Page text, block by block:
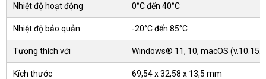
Nhiệt độ hoạt động 0°C đến 40°C
Nhiệt độ bảo quản -20°C đến 85°C
Tương thích với Windows® 11, 10, macOS
Kích thước 69,54 x 32,58 x 13,5 mm